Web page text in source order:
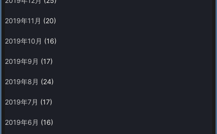
2019年11月 (20)
2019年10月 (16)
2019年9月 (17)
2019年8月 (24)
2019年7月 (17)
2019年6月 (16)